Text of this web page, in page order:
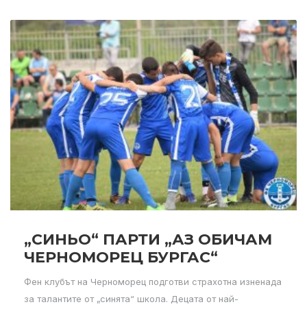
„СИНЬО“ ПАРТИ „АЗ ОБИЧАМ
ЧЕРНОМОРЕЦ БУРГАС“
Фен клубът на Черноморец подготви страхотна изненада
за талантите от „синята“ школа. Децата от най-